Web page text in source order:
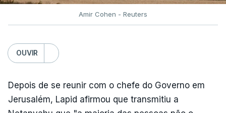
Amir Cohen - Reuters
OUVIR
Depois de se reunir com o chefe do Governo em
Jerusalém, Lapid afirmou que transmitiu a